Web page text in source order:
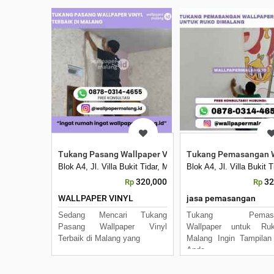
Tukang Pasang Wallpaper Vinyl Terbaik di Malang
Blok A4, Jl. Villa Bukit Tidar, Merjosari, Kec. Lowokwaru,
Rp 320,000
WALLPAPER VINYL
Sedang Mencari Tukang
Pasang Wallpaper Vinyl
Terbaik di Malang yang
Tukang Pemasangan
Blok A4, Jl. Villa Bukit
Rp
jasa pemasangan
Tukang
Wallpaper untuk
Malang Ingin
Anda